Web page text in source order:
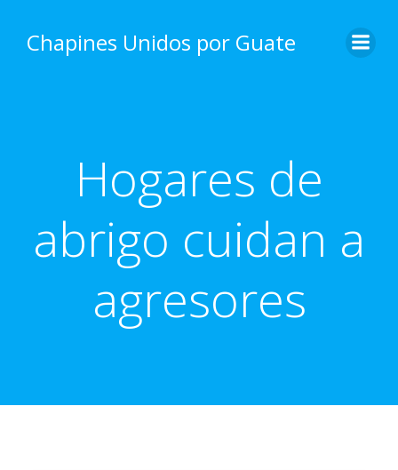
content
Chapines Unidos por Guate
Hogares de
abrigo cuidan a
agresores